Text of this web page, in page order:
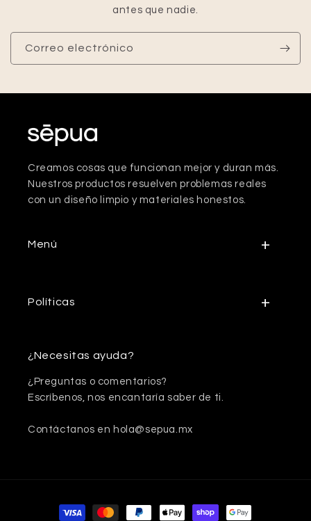
antes que nadie.
Correo electrónico
Creamos cosas que funcionan mejor y duran más.
Nuestros productos resuelven problemas reales
con un diseño limpio y materiales honestos.
Menú
Políticas
¿Necesitas ayuda?
¿Preguntas o comentarios?
Escríbenos, nos encantaría saber de ti.
Contáctanos en hola@sepua.mx